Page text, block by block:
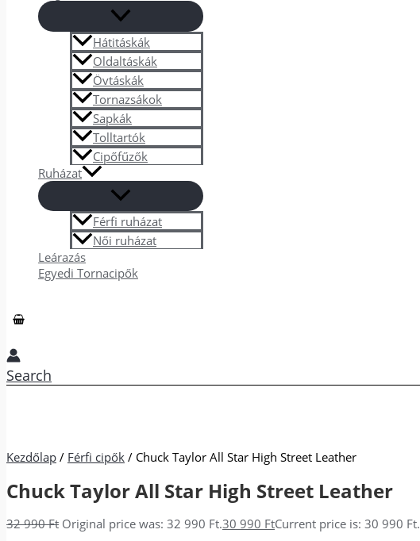
Hátitáskák
Oldaltáskák
Övtáskák
Tornazsákok
Sapkák
Tolltartók
Cipőfűzők
Ruházat
Férfi ruházat
Női ruházat
Leárazás
Egyedi Tornacipők
Search
Kezdőlap / Férfi cipők / Chuck Taylor All Star High Street Leather
Chuck Taylor All Star High Street Leather
32 990Ft Original price was: 32 990 Ft.30 990 FtCurrent price is: 30 990 Ft.